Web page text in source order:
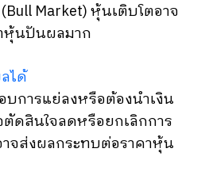
Market) หุ้นเติบโตอาจ
หุ้นปันผลมาก
ได้
การแย่ลงหรือต้องนำเงิน
ดสินใจลดหรือยกเลิกการ
จส่งผลกระทบต่อราคาหุ้น